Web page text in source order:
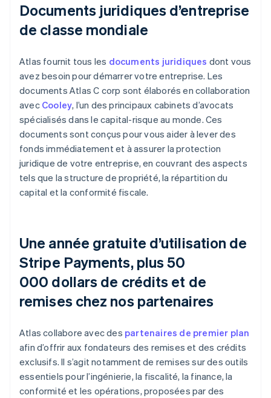
Documents juridiques d’entreprise
de classe mondiale
Atlas fournit tous les documents juridiques dont vous
avez besoin pour démarrer votre entreprise. Les
documents Atlas C corp sont élaborés en collaboration
avec Cooley, l’un des principaux cabinets d’avocats
spécialisés dans le capital-risque au monde. Ces
documents sont conçus pour vous aider à lever des
fonds immédiatement et à assurer la protection
juridique de votre entreprise, en couvrant des aspects
tels que la structure de propriété, la répartition du
capital et la conformité fiscale.
Une année gratuite d’utilisation de
Stripe Payments, plus 50
000 dollars de crédits et de
remises chez nos partenaires
Atlas collabore avec des partenaires de premier plan
afin d’offrir aux fondateurs des remises et des crédits
exclusifs. Il s’agit notamment de remises sur des outils
essentiels pour l’ingénierie, la fiscalité, la finance, la
conformité et les opérations, proposées par des